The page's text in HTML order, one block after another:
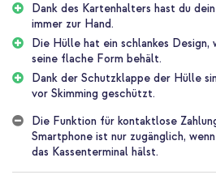
Guter Schutz für dein Smartphone
Das stoßdämpfende Material sorgt für
deines Telefons. Das Backcover ist
gefertigt, die zu einer einzigen Hülle
Innenschicht besteht aus
mit einer robusten Kunststoffschicht
Materialkombination fängt Stürze oder
verfügt die Hülle über erhöhte Ränder,
Display deines Smartphones
Schließlich ist das Backcover kratzfest,
Dank des Kartenhalters hast du
immer zur Hand.
Die Hülle hat ein schlankes Design,
seine flache Form behält.
Dank der Schutzklappe der Hülle
vor Skimming geschützt.
Die Funktion für kontaktlose
Smartphone ist nur zugänglich,
das Kassenterminal hälst.